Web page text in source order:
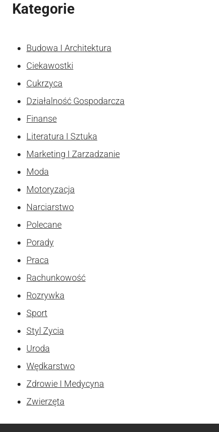
Kategorie
Budowa I Architektura
Ciekawostki
Cukrzyca
Działalność Gospodarcza
Finanse
Literatura I Sztuka
Marketing I Zarzadzanie
Moda
Motoryzacja
Narciarstwo
Polecane
Porady
Praca
Rachunkowość
Rozrywka
Sport
Styl Zycia
Uroda
Wędkarstwo
Zdrowie I Medycyna
Zwierzęta